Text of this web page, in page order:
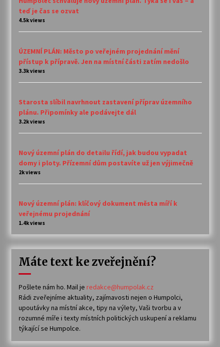
teď je čas se ozvat
4.5k views
ÚZEMNÍ PLÁN: Město po veřejném projednání mění
přístup k přípravě. Jen na místní části zatím nedošlo
3.3k views
Starosta slíbil navrhnout zastavení příprav územního
plánu. Připomínky ale podávejte dál
3.2k views
Nový územní plán do detailu řídí, jak budou vypadat
domy i ploty. Přízemní dům postavíte už jen výjimečně
2k views
Nový územní plán: klíčový dokument města míří k
veřejnému projednání
1.4k views
Máte text ke zveřejnění?
Pošlete nám ho. Mail je redakce@humpolak.cz
Rádi zveřejníme aktuality, zajímavosti nejen o Humpolci,
upoutávky na místní akce, tipy na výlety, Vaši tvorbu a v
rozumné míře i texty místních politických uskupení a reklamu
týkající se Humpolce.